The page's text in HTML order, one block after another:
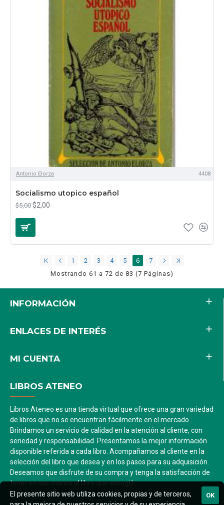
Antonio Elorza 4408
Socialismo utopico español
$5,00 $2,00
1 2 3 4 5 6
7
Mostrando 61 a 72 de 83 (7 Páginas)
INFORMACIÓN
ENLACES DE INTERÉS
MI CUENTA
LIBROS ATENEO
Libros Ateneo es una tienda virtual que ofrece una gran variedad
de libros que no se encuentran fácilmente en el mercado.
Brindamos un servicio de calidad en la atención al cliente, con
seriedad y responsabilidad. Presentamos la mejor información
disponible referida a cada libro. Acompañamos al cliente en la
selección del libro que desea y en los pasos para su adquisición.
Deseamos que disfrute de su compra y tenga la satisfacción de
tener en sus manos el libro que escogió.
OK
El presente sitio web utiliza cookies, propias y de terceros,